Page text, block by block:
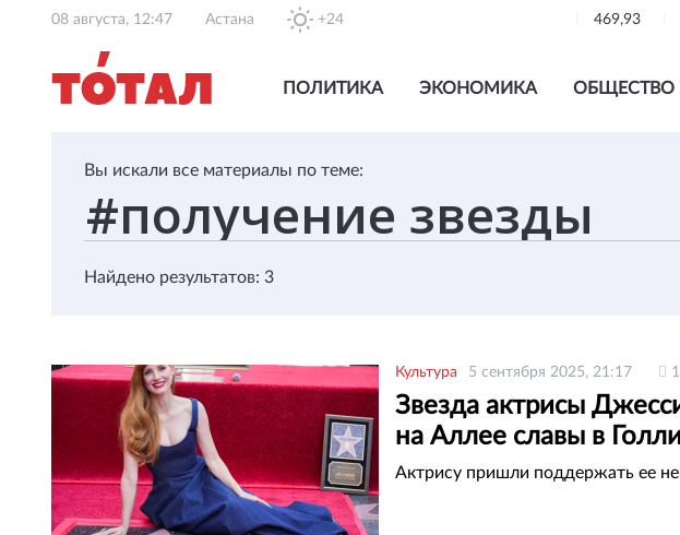
08 августа, 12:47 Астана +24 469,93
ПОЛИТИКА ЭКОНОМИКА ОБЩЕСТВО
Вы искали все материалы по теме:
Найдено результатов: 3
Культура 5 сентября 2025, 21:17
Звезда актрисы
на Аллее славы в
Актрису пришли поддержать ее